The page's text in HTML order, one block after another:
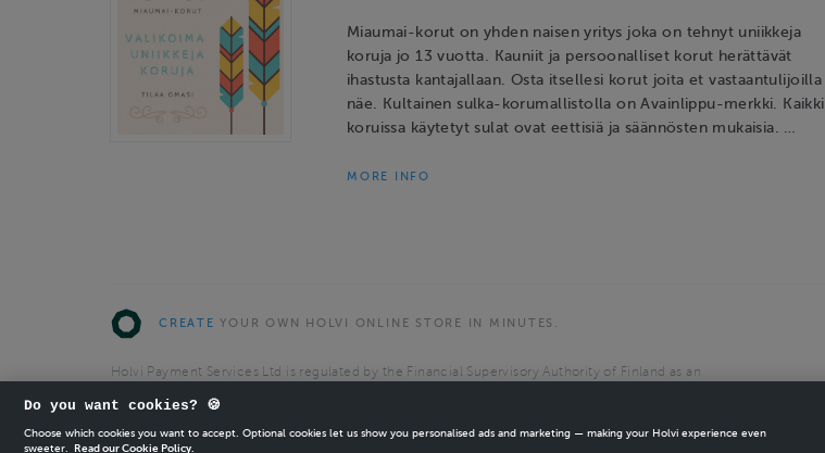
Miaumai-korut on yhden naisen yritys joka on tehnyt uniikkeja
koruja jo 13 vuotta. Kauniit ja persoonalliset korut herättävät
ihastusta kantajallaan. Osta itsellesi korut joita et vastaantulijoilla
näe. Kultainen sulka-korumallistolla on Avainlippu-merkki. Kaikki
koruissa käytetyt sulat ovat eettisiä ja säännösten mukaisia. …
MORE INFO
CREATE YOUR OWN HOLVI ONLINE STORE IN MINUTES.
Holvi Payment Services Ltd is regulated by the Financial Supervisory Authority of Finland as an
Do you want cookies? 🍪
Choose which cookies you want to accept. Optional cookies let us show you personalised ads and marketing — making your Holvi experience even
sweeter.
Read our Cookie Policy.